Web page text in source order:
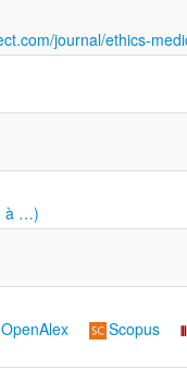
à …)
OpenAlex
Scopus